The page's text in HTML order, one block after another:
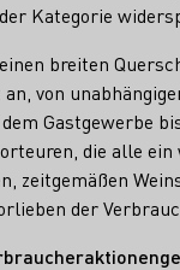
Kategorie
breiten
von
Gastgewerbe
die alle ein
zeitgemäßen
der